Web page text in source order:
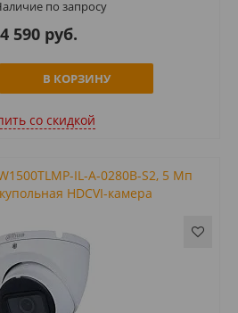
по запросу
4 590 руб.
В КОРЗИНУ
cо скидкой
IL-A-0280B-S2, 5 Mп
HDCVI-камера